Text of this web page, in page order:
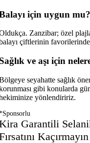
için uygun mu?
Zanzibar; özel
çiftlerinin
ve aşı için
seyahatte sağlık
gibi konularda
yönlendiririz.
Garantili
Kaçırmayın